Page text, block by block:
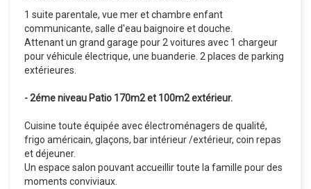
1 suite parentale, vue mer et chambre enfant
communicante, salle d'eau baignoire et douche.
Attenant un grand garage pour 2 voitures avec 1 chargeur
pour véhicule électrique, une buanderie. 2 places de parking
extérieures.
- 2éme niveau Patio 170m2 et 100m2 extérieur.
Cuisine toute équipée avec électroménagers de qualité,
frigo américain, glaçons, bar intérieur /extérieur, coin repas
et déjeuner.
Un espace salon pouvant accueillir toute la famille pour des
moments conviviaux.